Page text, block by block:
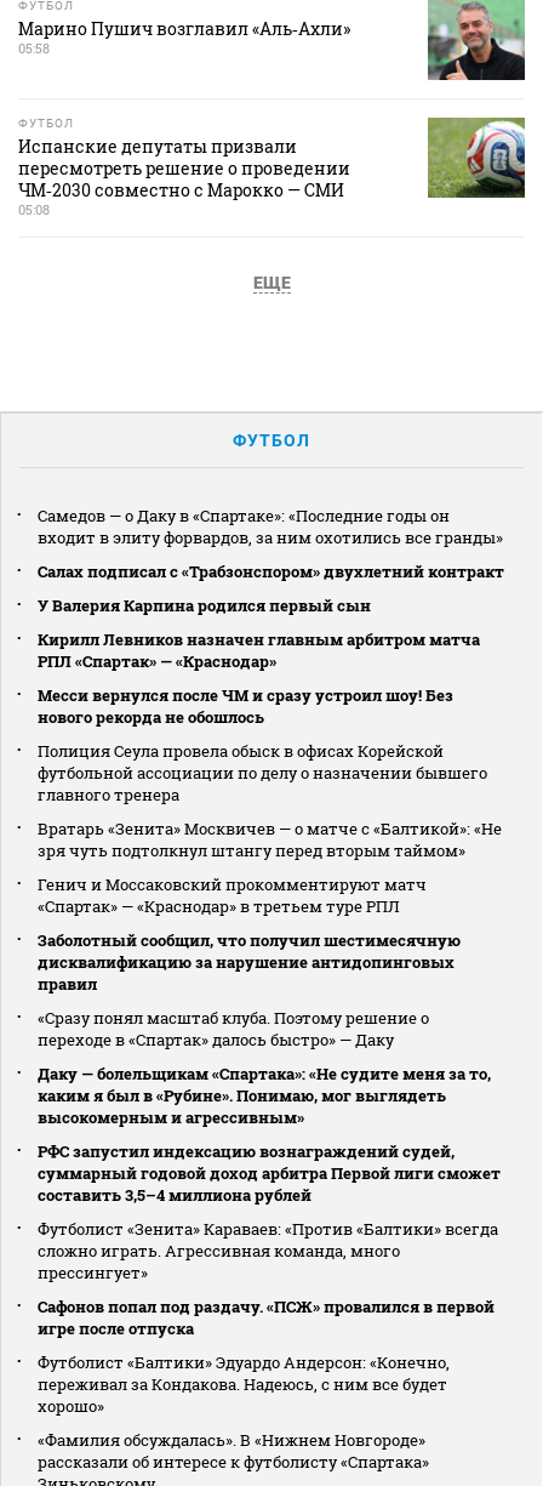
ФУТБОЛ
Марино Пушич возглавил «Аль‑Ахли»
05:58
ФУТБОЛ
Испанские депутаты призвали
пересмотреть решение о проведении
ЧМ‑2030 совместно с Марокко — СМИ
05:08
ЕЩЕ
ФУТБОЛ
Самедов — о Даку в «Спартаке»: «Последние годы он
входит в элиту форвардов, за ним охотились все гранды»
Салах подписал с «Трабзонспором» двухлетний контракт
У Валерия Карпина родился первый сын
Кирилл Левников назначен главным арбитром матча
РПЛ «Спартак» — «Краснодар»
Месси вернулся после ЧМ и сразу устроил шоу! Без
нового рекорда не обошлось
Полиция Сеула провела обыск в офисах Корейской
футбольной ассоциации по делу о назначении бывшего
главного тренера
Вратарь «Зенита» Москвичев — о матче с «Балтикой»: «Не
зря чуть подтолкнул штангу перед вторым таймом»
Генич и Моссаковский прокомментируют матч
«Спартак» — «Краснодар» в третьем туре РПЛ
Заболотный сообщил, что получил шестимесячную
дисквалификацию за нарушение антидопинговых
правил
«Сразу понял масштаб клуба. Поэтому решение о
переходе в «Спартак» далось быстро» — Даку
Даку — болельщикам «Спартака»: «Не судите меня за то,
каким я был в «Рубине». Понимаю, мог выглядеть
высокомерным и агрессивным»
РФС запустил индексацию вознаграждений судей,
суммарный годовой доход арбитра Первой лиги сможет
составить 3,5–4 миллиона рублей
Футболист «Зенита» Караваев: «Против «Балтики» всегда
сложно играть. Агрессивная команда, много
прессингует»
Сафонов попал под раздачу. «ПСЖ» провалился в первой
игре после отпуска
Футболист «Балтики» Эдуардо Андерсон: «Конечно,
переживал за Кондакова. Надеюсь, с ним все будет
хорошо»
«Фамилия обсуждалась». В «Нижнем Новгороде»
рассказали об интересе к футболисту «Спартака»